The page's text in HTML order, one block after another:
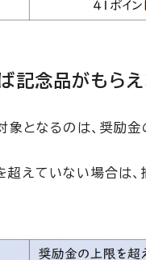
記念品がもらえ
なるのは、奨励金
えていない場合は、